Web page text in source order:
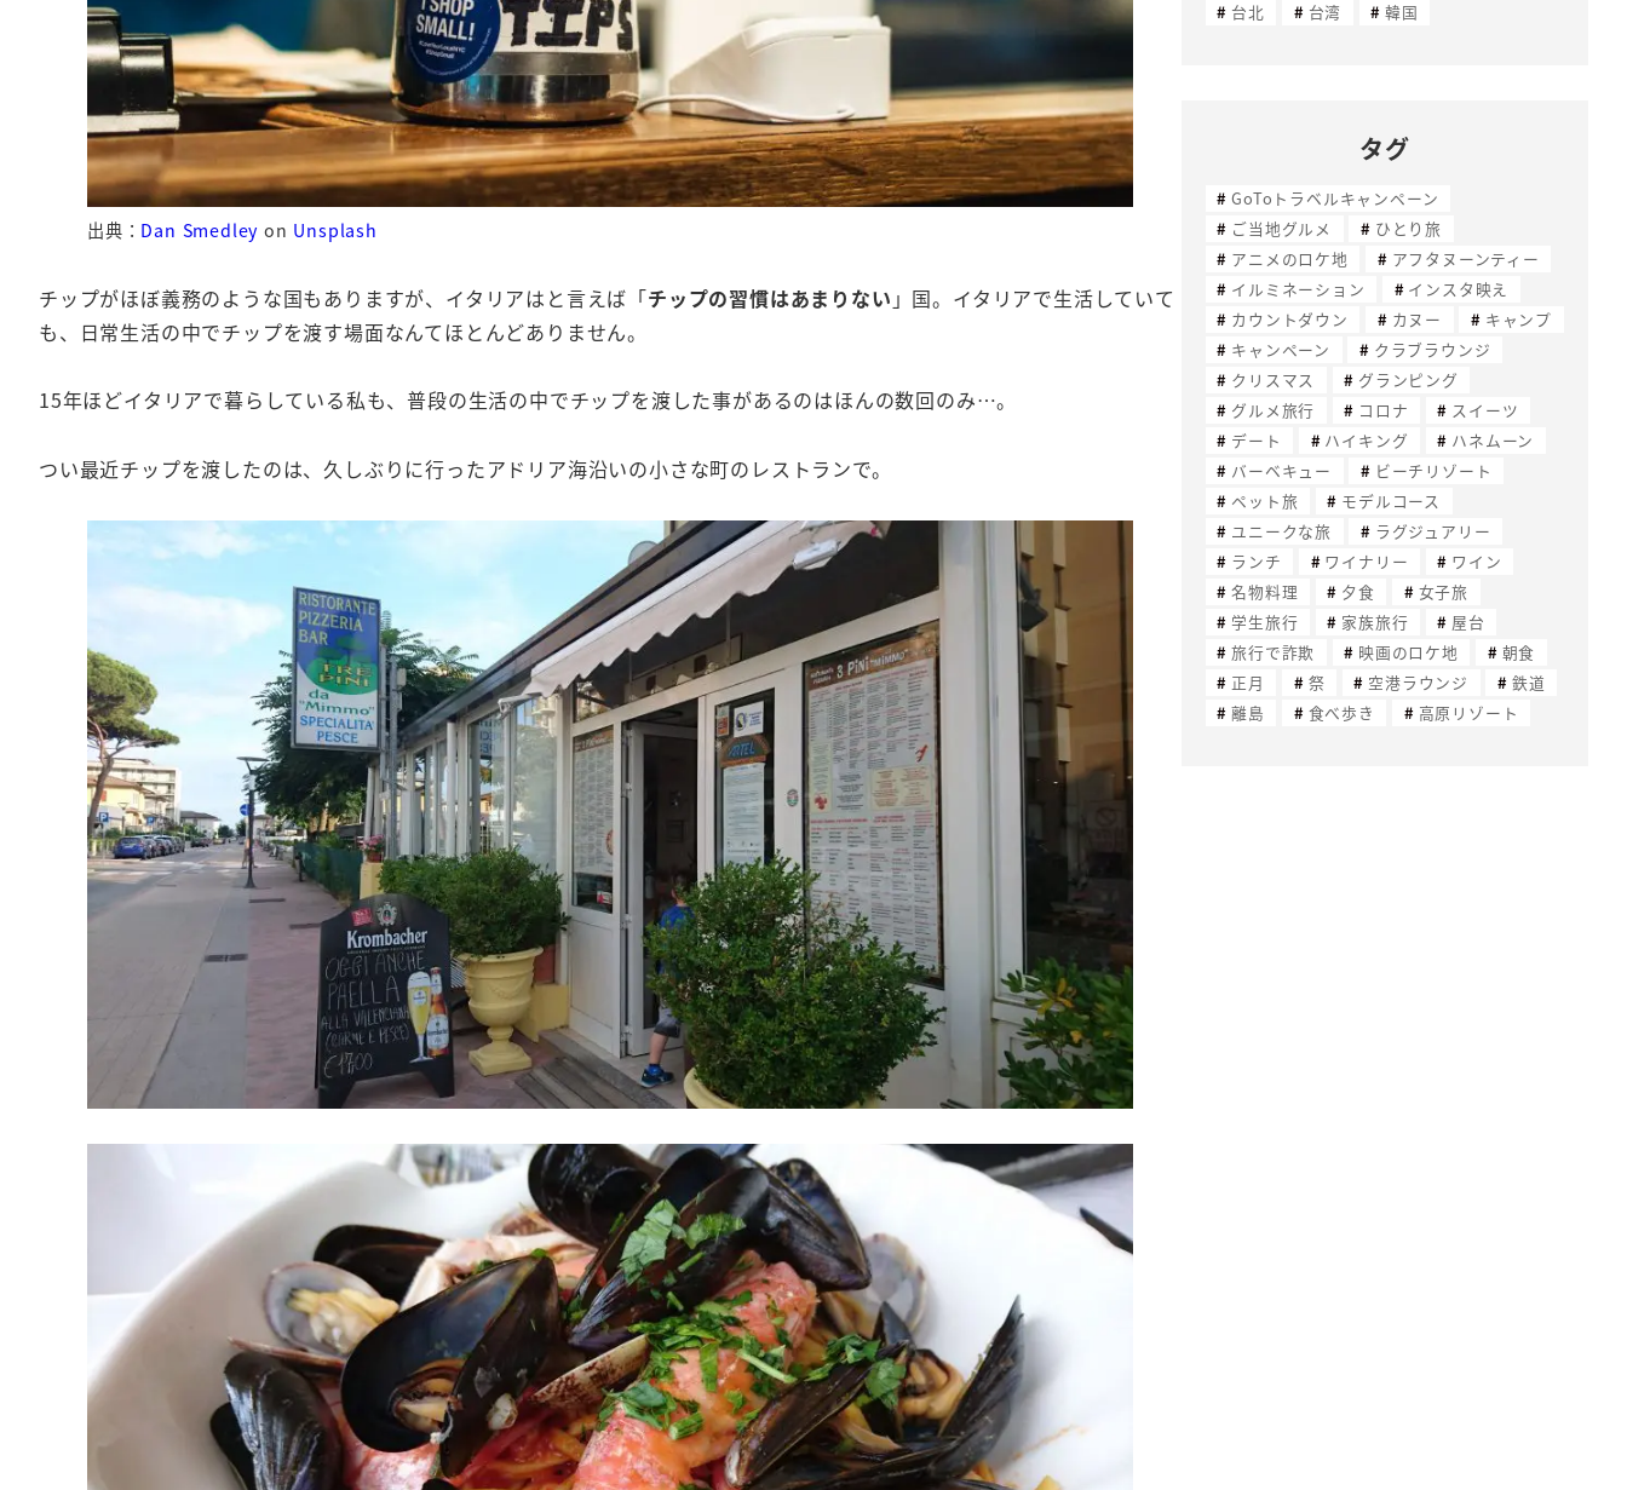
出典： Dan Smedley on Unsplash
チップがほぼ義務のような国もありますが、イタリアはと言えば「チップの習慣はあまりない 」国。イタリアで生活していて
も、日常生活の中でチップを渡す場面なんてほとんどありません。
15年ほどイタリアで暮らしている私も、普段の生活の中でチップを渡した事があるのはほんの数回のみ…。
つい最近チップを渡したのは、久しぶりに行ったアドリア海沿いの小さな町のレストランで。
台北
台湾 韓国
タグ
GoToトラベルキャンペーン
ご当地グルメ
ひとり旅
アニメのロケ地
アフタヌーンティー
イルミネーション
インスタ映え
カウントダウン
カヌー
キャンプ
キャンペーン
クラブラウンジ
クリスマス
グランピング
グルメ旅行
コロナ
スイーツ
デート
ハイキング
ハネムーン
バーベキュー
ビーチリゾート
ペット旅
モデルコース
ユニークな旅
ラグジュアリー
ランチ
ワイナリー
ワイン
名物料理
夕食
女子旅
学生旅行
家族旅行
屋台
旅行で詐欺
映画のロケ地
朝食
正月
祭 空港ラウンジ
鉄道
離島
食べ歩き 高原リゾート